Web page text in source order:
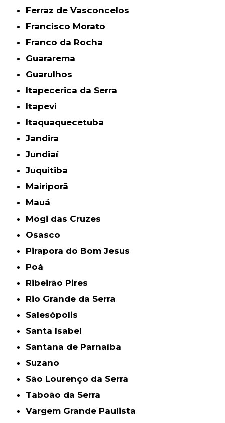
Ferraz de Vasconcelos
Francisco Morato
Franco da Rocha
Guararema
Guarulhos
Itapecerica da Serra
Itapevi
Itaquaquecetuba
Jandira
Jundiaí
Juquitiba
Mairiporã
Mauá
Mogi das Cruzes
Osasco
Pirapora do Bom Jesus
Poá
Ribeirão Pires
Rio Grande da Serra
Salesópolis
Santa Isabel
Santana de Parnaíba
Suzano
São Lourenço da Serra
Taboão da Serra
Vargem Grande Paulista